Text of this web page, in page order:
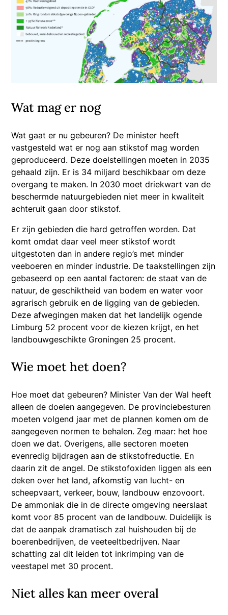
Wat mag er nog
Wat gaat er nu gebeuren? De minister heeft
vastgesteld wat er nog aan stikstof mag worden
geproduceerd. Deze doelstellingen moeten in 2035
gehaald zijn. Er is 34 miljard beschikbaar om deze
overgang te maken. In 2030 moet driekwart van de
beschermde natuurgebieden niet meer in kwaliteit
achteruit gaan door stikstof.
Er zijn gebieden die hard getroffen worden. Dat
komt omdat daar veel meer stikstof wordt
uitgestoten dan in andere regio’s met minder
veeboeren en minder industrie. De taakstellingen zijn
gebaseerd op een aantal factoren: de staat van de
natuur, de geschiktheid van bodem en water voor
agrarisch gebruik en de ligging van de gebieden.
Deze afwegingen maken dat het landelijk ogende
Limburg 52 procent voor de kiezen krijgt, en het
landbouwgeschikte Groningen 25 procent.
Wie moet het doen?
Hoe moet dat gebeuren? Minister Van der Wal heeft
alleen de doelen aangegeven. De provinciebesturen
moeten volgend jaar met de plannen komen om de
aangegeven normen te behalen. Zeg maar: het hoe
doen we dat. Overigens, alle sectoren moeten
evenredig bijdragen aan de stikstofreductie. En
daarin zit de angel. De stikstofoxiden liggen als een
deken over het land, afkomstig van lucht- en
scheepvaart, verkeer, bouw, landbouw enzovoort.
De ammoniak die in de directe omgeving neerslaat
komt voor 85 procent van de landbouw. Duidelijk is
dat de aanpak dramatisch zal huishouden bij de
boerenbedrijven, de veeteeltbedrijven. Naar
schatting zal dit leiden tot inkrimping van de
veestapel met 30 procent.
Niet alles kan meer overal